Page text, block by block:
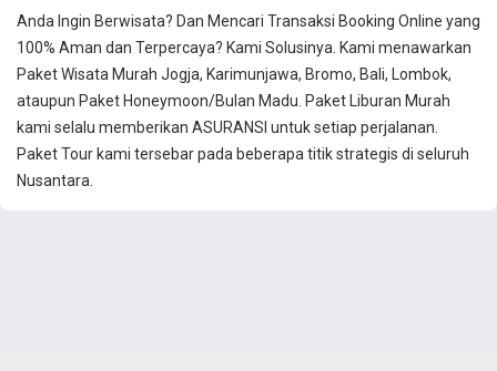
Anda Ingin Berwisata? Dan Mencari Transaksi Booking Online yang
100% Aman dan Terpercaya? Kami Solusinya. Kami menawarkan
Paket Wisata Murah Jogja, Karimunjawa, Bromo, Bali, Lombok,
ataupun Paket Honeymoon/Bulan Madu. Paket Liburan Murah
kami selalu memberikan ASURANSI untuk setiap perjalanan.
Paket Tour kami tersebar pada beberapa titik strategis di seluruh
Nusantara.